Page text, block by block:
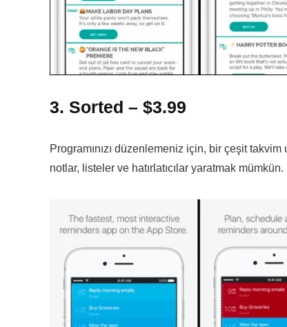
3. Sorted – $3.99
Programınızı düzenlemeniz için, bir çeşit
notlar, listeler ve hatırlatıcılar yaratmak